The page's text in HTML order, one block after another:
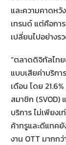
และความคาดหวั
เทรนด์ แต่คือกา
เปลี่ยนไปอย่างร
“ตลาดดิจิทัลไท
แบบเสียค่าบริกา
เดือน โดย
สมาชิก (SVOD)
บริการ ไม่เพียง
ค้าทรูและดีแทคยั
งาน OTT มากก